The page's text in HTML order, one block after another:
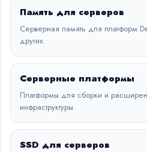
Память для серверов
Серверная память для платформ
других.
Серверные платформы
Платформы для сборки и
инфраструктуры.
SSD для серверов